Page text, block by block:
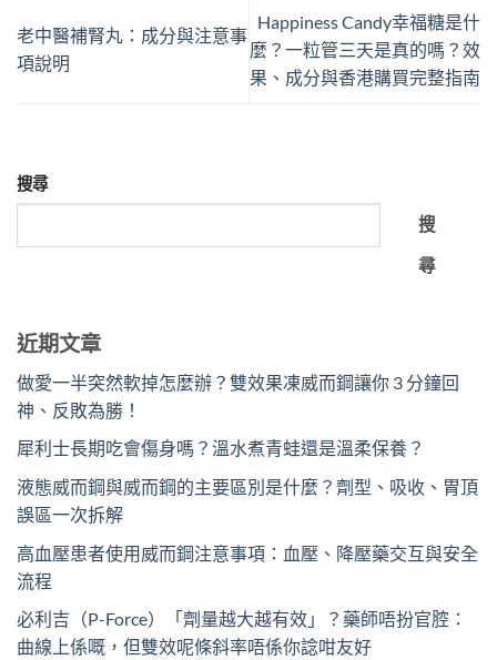
老中醫補腎丸：成分與注意事
項說明
Happiness Candy幸福糖是什
麼？一粒管三天是真的嗎？效
果、成分與香港購買完整指南
搜尋
搜
尋
近期文章
做愛一半突然軟掉怎麼辦？雙效果凍威而鋼讓你 3 分鐘回
神、反敗為勝！
犀利士長期吃會傷身嗎？溫水煮青蛙還是溫柔保養？
液態威而鋼與威而鋼的主要區別是什麼？劑型、吸收、胃頂
誤區一次拆解
高血壓患者使用威而鋼注意事項：血壓、降壓藥交互與安全
流程
必利吉（P-Force）「劑量越大越有效」？藥師唔扮官腔：
曲線上係嘅，但雙效呢條斜率唔係你諗咁友好